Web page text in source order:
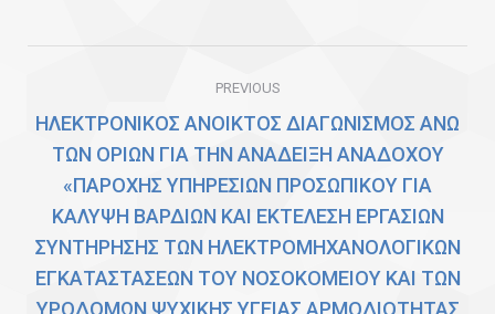
PREVIOUS
Previous
ΗΛΕΚΤΡΟΝΙΚΟΣ ΑΝΟΙΚΤΟΣ ΔΙΑΓΩΝΙΣΜΟΣ ΑΝΩ
ΤΩΝ ΟΡΙΩΝ ΓΙΑ ΤΗΝ ΑΝΑΔΕΙΞΗ ΑΝΑΔΟΧΟΥ
«ΠΑΡΟΧΗΣ ΥΠΗΡΕΣΙΩΝ ΠΡΟΣΩΠΙΚΟΥ ΓΙΑ
ΚΑΛΥΨΗ ΒΑΡΔΙΩΝ ΚΑΙ ΕΚΤΕΛΕΣΗ ΕΡΓΑΣΙΩΝ
ΣΥΝΤΗΡΗΣΗΣ ΤΩΝ ΗΛΕΚΤΡΟΜΗΧΑΝΟΛΟΓΙΚΩΝ
ΕΓΚΑΤΑΣΤΑΣΕΩΝ ΤΟΥ ΝΟΣΟΚΟΜΕΙΟΥ ΚΑΙ ΤΩΝ
ΥΡΟΔΟΜΩΝ ΨΥΧΙΚΗΣ ΥΓΕΙΑΣ ΑΡΜΟΔΙΟΤΗΤΑΣ